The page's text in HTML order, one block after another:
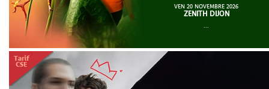
VEN 20 NOVEMBRE 2026
ZENITH DIJON
...